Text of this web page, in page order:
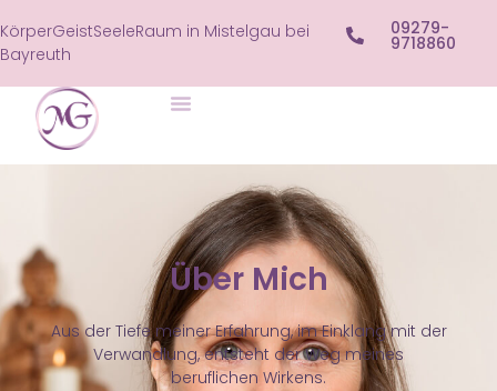
KörperGeistSeeleRaum in Mistelgau bei
Bayreuth
09279-
9718860
Über Mich
Aus der Tiefe meiner Erfahrung, im Einklang mit der
Verwandlung, entsteht der Weg meines
beruflichen Wirkens.